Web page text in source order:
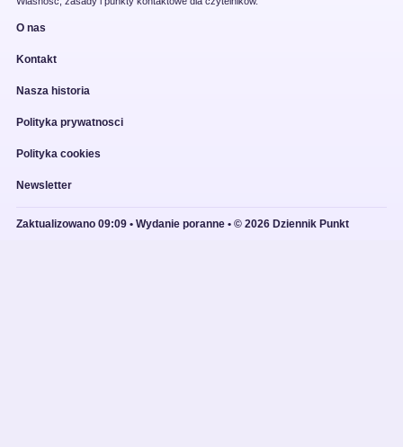
O nas
Kontakt
Nasza historia
Polityka prywatnosci
Polityka cookies
Newsletter
Zaktualizowano 09:09 • Wydanie poranne • © 2026 Dziennik Punkt